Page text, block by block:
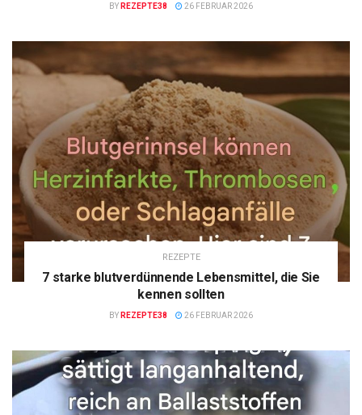
BY REZEPTE38 26 FEBRUAR 2026
REZEPTE
7 starke blutverdünnende Lebensmittel, die Sie
kennen sollten
BY REZEPTE38 26 FEBRUAR 2026